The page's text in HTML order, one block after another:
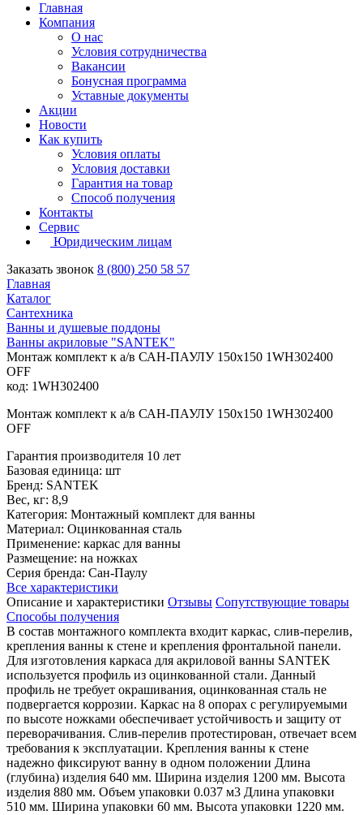
Главная
Компания
О нас
Условия сотрудничества
Вакансии
Бонусная программа
Уставные документы
Акции
Новости
Как купить
Условия оплаты
Условия доставки
Гарантия на товар
Способ получения
Контакты
Сервис
Юридическим лицам
Заказать звонок 8 (800) 250 58 57
Главная
Каталог
Сантехника
Ванны и душевые поддоны
Ванны акриловые "SANTEK"
Монтаж комплект к а/в САН-ПАУЛУ 150х150 1WH302400
OFF
код: 1WH302400
Монтаж комплект к а/в САН-ПАУЛУ 150х150 1WH302400
OFF
Гарантия производителя 10 лет
Базовая единица: шт
Бренд: SANTEK
Вес, кг: 8,9
Категория: Монтажный комплект для ванны
Материал: Оцинкованная сталь
Применение: каркас для ванны
Размещение: на ножках
Серия бренда: Сан-Паулу
Все характеристики
Описание и характеристики Отзывы Сопутствующие товары
Способы получения
В состав монтажного комплекта входит каркас, слив-перелив,
крепления ванны к стене и крепления фронтальной панели.
Для изготовления каркаса для акриловой ванны SANTEK
используется профиль из оцинкованной стали. Данный
профиль не требует окрашивания, оцинкованная сталь не
подвергается коррозии. Каркас на 8 опорах с регулируемыми
по высоте ножками обеспечивает устойчивость и защиту от
переворачивания. Слив-перелив протестирован, отвечает всем
требования к эксплуатации. Крепления ванны к стене
надежно фиксируют ванну в одном положении Длина
(глубина) изделия 640 мм. Ширина изделия 1200 мм. Высота
изделия 880 мм. Объем упаковки 0.037 м3 Длина упаковки
510 мм. Ширина упаковки 60 мм. Высота упаковки 1220 мм.